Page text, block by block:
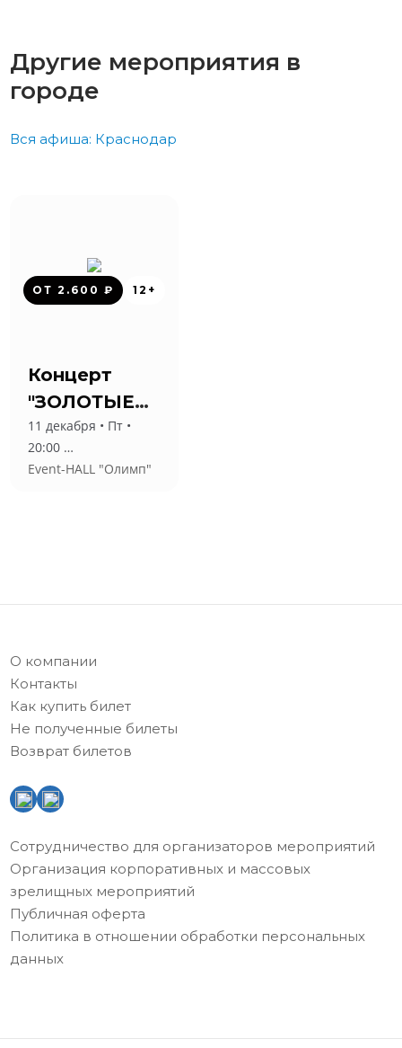
Другие мероприятия в
городе
Вся афиша: Краснодар
ОТ 2.600 ₽ 12+
Концерт
"ЗОЛОТЫЕ
ХИТЫ 90-х и
2000-х"
11 декабря • Пт •
20:00
Event-HALL "Олимп"
О компании
Контакты
Как купить билет
Не полученные билеты
Возврат билетов
Сотрудничество для организаторов мероприятий
Организация корпоративных и массовых
зрелищных мероприятий
Публичная оферта
Политика в отношении обработки персональных
данных